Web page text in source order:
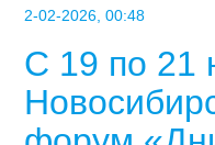
2-02-2026, 00:48
С 19 по 21